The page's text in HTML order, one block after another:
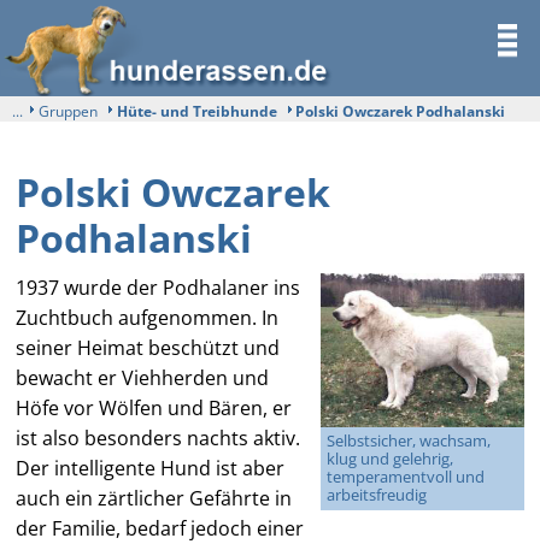
... Gruppen Hüte- und Treibhunde Polski Owczarek Podhalanski
Polski Owczarek
Podhalanski
Selbstsicher, wachsam,
klug und gelehrig,
temperamentvoll und
arbeitsfreudig
1937 wurde der Podhalaner ins
Zuchtbuch aufgenommen. In
seiner Heimat beschützt und
bewacht er Viehherden und
Höfe vor Wölfen und Bären, er
ist also besonders nachts aktiv.
Der intelligente Hund ist aber
auch ein zärtlicher Gefährte in
der Familie, bedarf jedoch einer